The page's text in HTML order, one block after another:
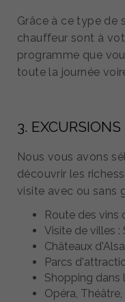
Grâce à ce type de
chauffeur sont à
programme que
toute la journée
3.
Nous vous avons
découvrir les
visite avec ou sans
Route des vins
Visite de villes :
Châteaux
Parcs
Shopping dans
Opéra,